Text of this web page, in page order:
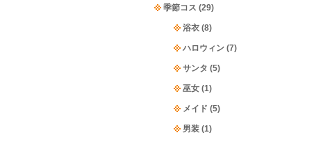
季節コス (29)
浴衣 (8)
ハロウィン (7)
サンタ (5)
巫女 (1)
メイド (5)
男装 (1)